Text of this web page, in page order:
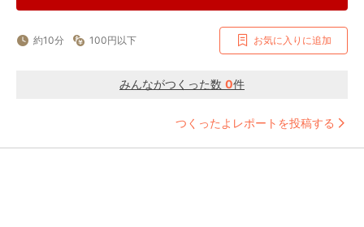
約10分 100円以下 お気に入りに追加
みんながつくった数 0件
つくったよレポートを投稿する